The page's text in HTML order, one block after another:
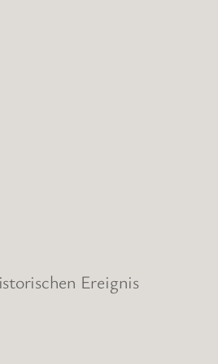
Ereignis